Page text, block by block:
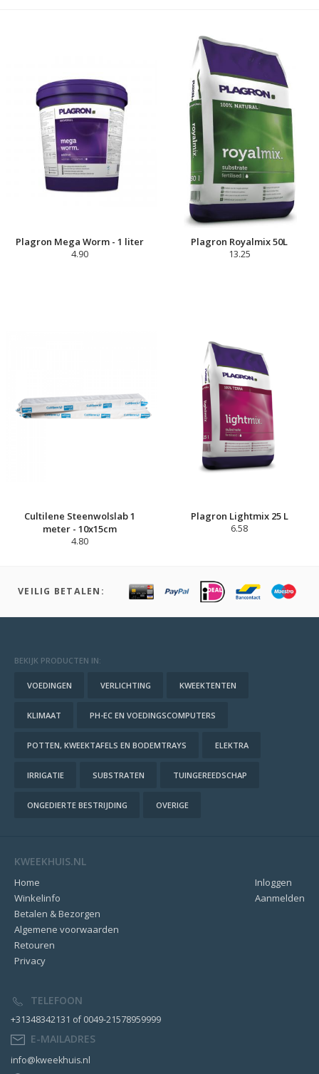
Plagron Mega Worm - 1 liter
4.90
Plagron Royalmix 50L
13.25
Cultilene Steenwolslab 1
meter - 10x15cm
4.80
Plagron Lightmix 25 L
6.58
VEILIG BETALEN:
BEKIJK PRODUCTEN IN:
VOEDINGEN VERLICHTING KWEEKTENTEN
KLIMAAT PH-EC EN VOEDINGSCOMPUTERS
POTTEN, KWEEKTAFELS EN BODEMTRAYS ELEKTRA
IRRIGATIE SUBSTRATEN TUINGEREEDSCHAP
ONGEDIERTE BESTRIJDING OVERIGE
KWEEKHUIS.NL
Inloggen
Aanmelden
Home
Winkelinfo
Betalen & Bezorgen
Algemene voorwaarden
Retouren
Privacy
TELEFOON
+31348342131 of 0049-21578959999
E-MAILADRES
info@kweekhuis.nl